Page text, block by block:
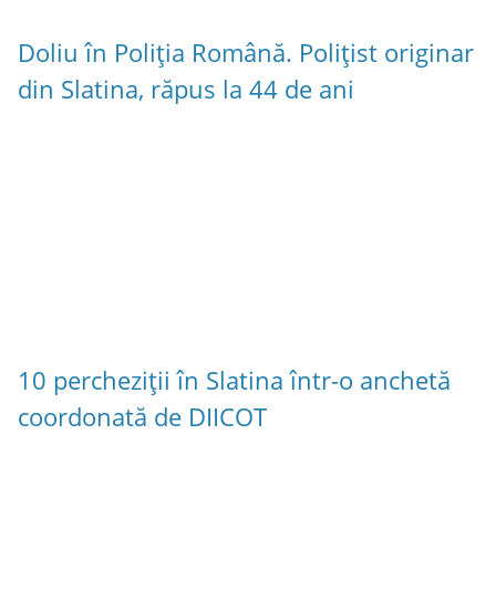
Doliu în Poliția Română. Polițist originar
din Slatina, răpus la 44 de ani
10 percheziții în Slatina într-o anchetă
coordonată de DIICOT